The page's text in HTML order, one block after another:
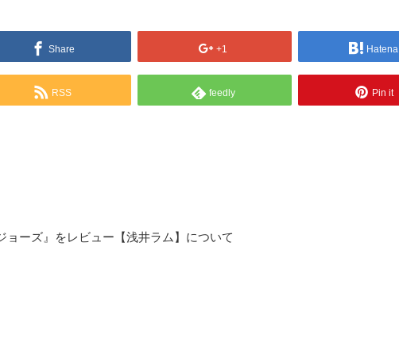
Share +1 Hatena
RSS feedly Pin it
ョーズ』をレビュー【浅井ラム】について